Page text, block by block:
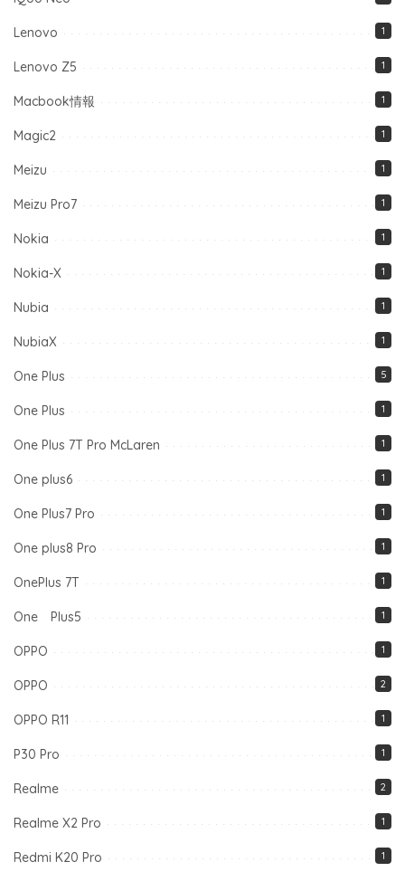
Lenovo 1
Lenovo Z5 1
Macbook情報 1
Magic2 1
Meizu 1
Meizu Pro7 1
Nokia 1
Nokia-X 1
Nubia 1
NubiaX 1
One Plus 5
One Plus 1
One Plus 7T Pro McLaren 1
One plus6 1
One Plus7 Pro 1
One plus8 Pro 1
OnePlus 7T 1
One Plus5 1
OPPO 1
OPPO 2
OPPO R11 1
P30 Pro 1
Realme 2
Realme X2 Pro 1
Redmi K20 Pro 1